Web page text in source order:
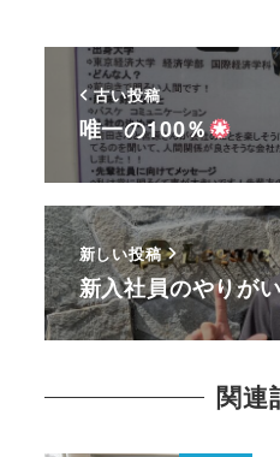
古い投稿
唯一の100％
新しい投稿
新入社員のやりが
関連